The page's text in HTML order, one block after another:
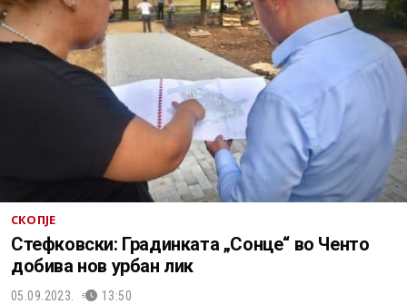
СКОПЈЕ
Стефковски: Градинката „Сонце“ во Ченто
добива нов урбан лик
05.09.2023. 13:50